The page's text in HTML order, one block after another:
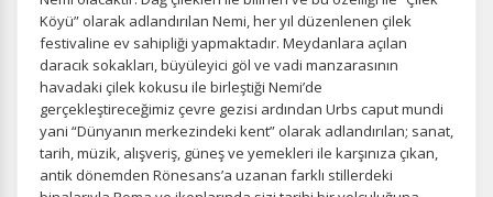
Köyü” olarak adlandırılan Nemi, her yıl düzenlenen çilek
festivaline ev sahipliği yapmaktadır. Meydanlara açılan
daracık sokakları, büyüleyici göl ve vadi manzarasının
havadaki çilek kokusu ile birleştiği Nemi’de
gerçekleştireceğimiz çevre gezisi ardından Urbs caput mundi
yani “Dünyanın merkezindeki kent” olarak adlandırılan; sanat,
tarih, müzik, alışveriş, güneş ve yemekleri ile karşınıza çıkan,
antik dönemden Rönesans’a uzanan farklı stillerdeki